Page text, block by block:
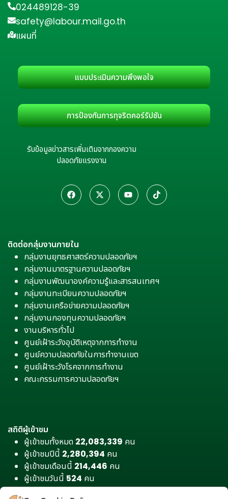
024489128-39
safety@labour.mail.go.th
แผนที่
แบบประเมินความพึงพอใจ
การป้องกันการทุจริตคอร์รัปชัน
รับข้อมูลข่าวสารเพิ่มเติมจากกองความ
ปลอดภัยแรงงาน
ติดต่อกลุ่มงานภายใน
กลุ่มงานยุทธศาสตร์ความปลอดภัยฯ
กลุ่มงานมาตรฐานความปลอดภัยฯ
กลุ่มงานพัฒนาองค์ความรู้และสารสนเทศฯ
กลุ่มงานทะเบียนความปลอดภัยฯ
กลุ่มงานเครือข่ายความปลอดภัยฯ
กลุ่มงานกองทุนความปลอดภัยฯ
งานบริหารทั่วไป
ศูนย์เฝ้าระวังอุบัติเหตุจากการทำงาน
ศูนย์ความปลอดภัยในการทำงานเขต
ศูนย์เฝ้าระวังโรคจากการทำงาน
คณะกรรมการความปลอดภัยฯ
สถิติผู้เข้าชม
ผู้เข้าชมทั้งหมด 22,083,339 คน
ผู้เข้าชมปีนี้ 2,280,394 คน
ผู้เข้าชมเดือนนี้ 214,446 คน
ผู้เข้าชมวันนี้ 524 คน